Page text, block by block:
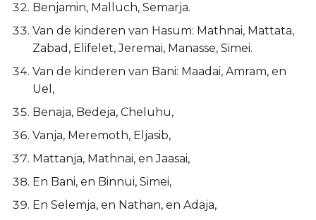
Benjamin, Malluch, Semarja.
Van de kinderen van Hasum: Mathnai, Mattata,
Zabad, Elifelet, Jeremai, Manasse, Simei.
Van de kinderen van Bani: Maadai, Amram, en
Uel,
Benaja, Bedeja, Cheluhu,
Vanja, Meremoth, Eljasib,
Mattanja, Mathnai, en Jaasai,
En Bani, en Binnui, Simei,
En Selemja, en Nathan, en Adaja,